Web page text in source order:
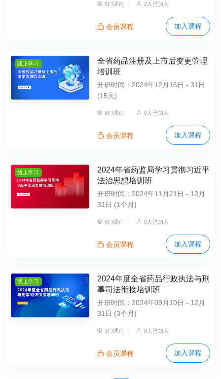
5门课程 | 2人已加入
会员课程 加入课程
线上学习
全省药品注册及上市后变更管理
培训班
开班时间：2024年12月16日 - 31日
(15天)
8门课程 | 0人已加入
会员课程 加入课程
线上学习
2024年省药监局学习贯彻习近平
法治思想培训班
开班时间：2024年11月21日 - 12月
31日 (1个月)
8门课程 | 0人已加入
会员课程 加入课程
线上学习
2024年度全省药品行政执法与刑
事司法衔接培训班
开班时间：2024年09月10日 - 12月
31日 (3个月)
3门课程 | 8人已加入
会员课程 加入课程